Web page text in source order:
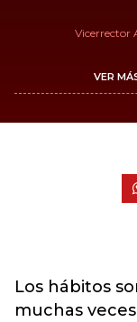
Vicerrector
VER
Los hábitos
muchas